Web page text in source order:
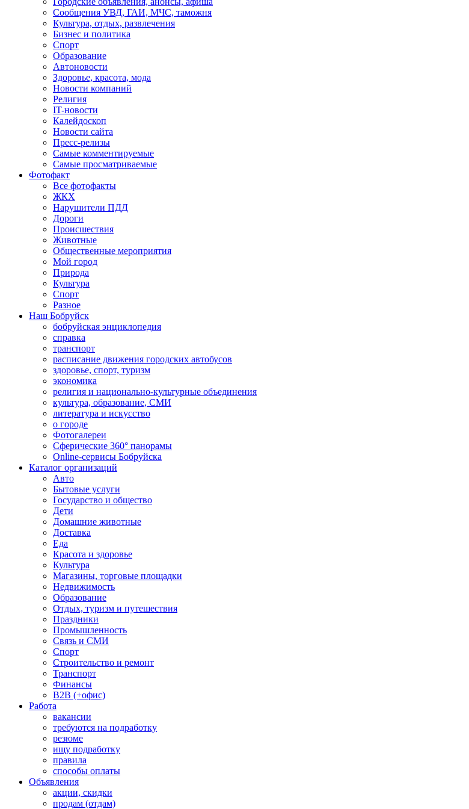
Сообщения УВД, ГАИ, МЧС, таможня
Культура, отдых, развлечения
Бизнес и политика
Спорт
Образование
Автоновости
Здоровье, красота, мода
Новости компаний
Религия
IT-новости
Калейдоскоп
Новости сайта
Пресс-релизы
Самые комментируемые
Самые просматриваемые
Фотофакт
Все фотофакты
ЖКХ
Нарушители ПДД
Дороги
Происшествия
Животные
Общественные мероприятия
Мой город
Природа
Культура
Спорт
Разное
Наш Бобруйск
бобруйская энциклопедия
справка
транспорт
расписание движения городских автобусов
здоровье, спорт, туризм
экономика
религия и национально-культурные объединения
культура, образование, СМИ
литература и искусство
о городе
Фотогалереи
Сферические 360° панорамы
Online-сервисы Бобруйска
Каталог организаций
Авто
Бытовые услуги
Государство и общество
Дети
Домашние животные
Доставка
Еда
Красота и здоровье
Культура
Магазины, торговые площадки
Недвижимость
Образование
Отдых, туризм и путешествия
Праздники
Промышленность
Связь и СМИ
Спорт
Строительство и ремонт
Транспорт
Финансы
B2B (+офис)
Работа
вакансии
требуются на подработку
резюме
ищу подработку
правила
способы оплаты
Объявления
акции, скидки
продам (отдам)